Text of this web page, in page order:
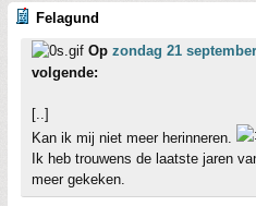
Felagund
Op zondag 21
volgende:
[..]
Kan ik mij niet meer herinneren.
Ik heb trouwens de laatste jaren
meer gekeken.